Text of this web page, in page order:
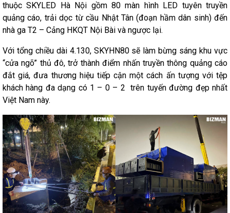
thuộc SKYLED Hà Nội gồm 80 màn hình LED tuyên truyền
quảng cáo, trải dọc từ cầu Nhật Tân (đoạn hầm dân sinh) đến
nhà ga T2 – Cảng HKQT Nội Bài và ngược lại.
Với tổng chiều dài 4.130, SKYHN80 sẽ làm bừng sáng khu vực
“cửa ngõ” thủ đô, trở thành điểm nhấn truyền thông quảng cáo
đắt giá, đưa thương hiệu tiếp cận một cách ấn tượng với tệp
khách hàng đa dạng có 1 – 0 – 2 trên tuyến đường đẹp nhất
Việt Nam này.